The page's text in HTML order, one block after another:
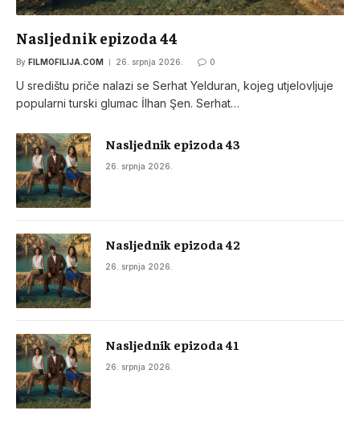
Nasljednik epizoda 44
By FILMOFILIJA.COM 26. srpnja 2026. 0
U središtu priče nalazi se Serhat Yelduran, kojeg utjelovljuje
popularni turski glumac İlhan Şen. Serhat…
Nasljednik epizoda 43
26. srpnja 2026.
Nasljednik epizoda 42
26. srpnja 2026.
Nasljednik epizoda 41
26. srpnja 2026.